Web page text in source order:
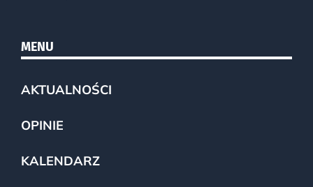
MENU
AKTUALNOŚCI
OPINIE
KALENDARZ